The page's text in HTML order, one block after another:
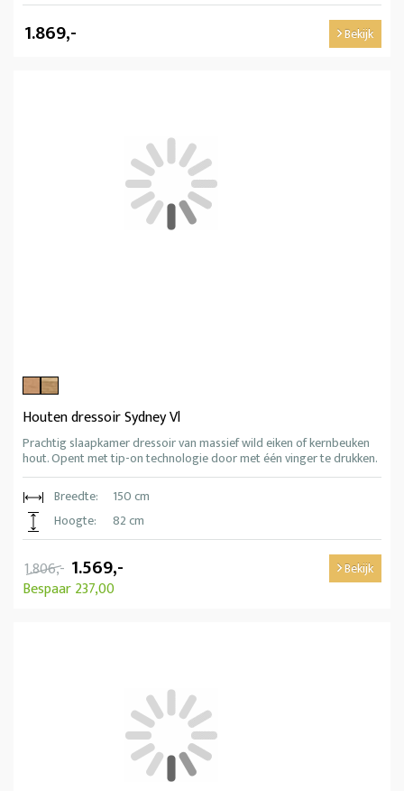
1.869,- Bekijk
Houten dressoir Sydney Vl
Prachtig slaapkamer dressoir van massief wild eiken of kernbeuken
hout. Opent met tip-on technologie door met één vinger te drukken.
Breedte:
150 cm
Hoogte:
82 cm
1.806,- 1.569,-
Bespaar 237,00
Bekijk